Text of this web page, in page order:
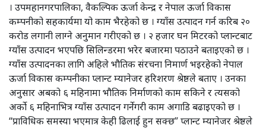
। उपमहानगरपालिका, वैकल्पिक ऊर्जा केन्द्र र नेपाल ऊर्जा विकास
कम्पनीको सहकार्यमा यो काम भैरहेको छ । ग्याँस उत्पादन गर्न करिब २०
करोड लगानी लाग्ने अनुमान गरीएको छ । २ हजार घन मिटरको प्लान्टबाट
ग्याँस उत्पादन भएपछि सिलिन्डरमा भरेर बजारमा पठाउने बताइएको छ ।
ग्याँस उत्पादनका लागि अहिले भौतिक संरचना निमार्ण भइरहेको नेपाल
ऊर्जा विकास कम्पनीका प्लान्ट म्यानेजर हरिशरण श्रेष्ठले बताए । उनका
अनुसार अबको ६ महिनामा भौतिक निर्माणको काम सकिने र त्यसको
अर्को ६ महिनाभित्र ग्याँस उत्पादन गर्नेगरी काम अगाडि बढाइएको छ ।
“प्राविधिक समस्या भएमात्र केही ढिलाई हुन सक्छ” प्लान्ट म्यानेजर श्रेष्ठले